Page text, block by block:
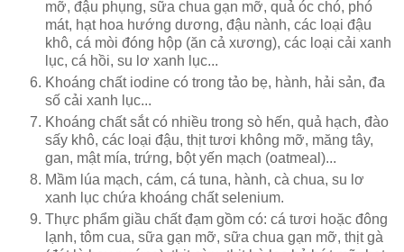
mỡ, đậu phụng, sữa chua gạn mỡ, quả óc chó, phó
mát, hạt hoa hướng dương, đậu nành, các loại đậu
khô, cá mòi đóng hộp (ăn cả xương), các loại cải xanh
lục, cá hồi, su lơ xanh lục...
Khoáng chất iodine có trong tảo bẹ, hành, hải sản, đa
số cải xanh lục...
Khoáng chất sắt có nhiều trong sò hến, quả hạch, đào
sấy khô, các loại đậu, thịt tươi không mỡ, măng tây,
gan, mật mía, trứng, bột yến mạch (oatmeal)...
Mầm lúa mạch, cám, cá tuna, hành, cà chua, su lơ
xanh lục chứa khoáng chất selenium.
Thực phẩm giầu chất đạm gồm có: cá tươi hoặc đông
lạnh, tôm cua, sữa gạn mỡ, sữa chua gạn mỡ, thịt gà